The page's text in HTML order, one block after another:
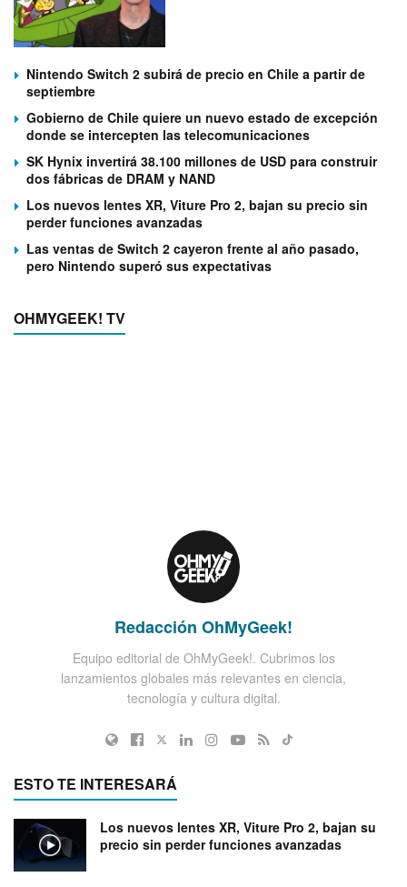
Nintendo Switch 2 subirá de precio en Chile a partir de
septiembre
Gobierno de Chile quiere un nuevo estado de excepción
donde se intercepten las telecomunicaciones
SK Hynix invertirá 38.100 millones de USD para construir
dos fábricas de DRAM y NAND
Los nuevos lentes XR, Viture Pro 2, bajan su precio sin
perder funciones avanzadas
Las ventas de Switch 2 cayeron frente al año pasado,
pero Nintendo superó sus expectativas
OHMYGEEK! TV
Redacción OhMyGeek!
Equipo editorial de OhMyGeek!. Cubrimos los
lanzamientos globales más relevantes en ciencia,
tecnología y cultura digital.
ESTO TE INTERESARÁ
Los nuevos lentes XR, Viture Pro 2, bajan su
precio sin perder funciones avanzadas